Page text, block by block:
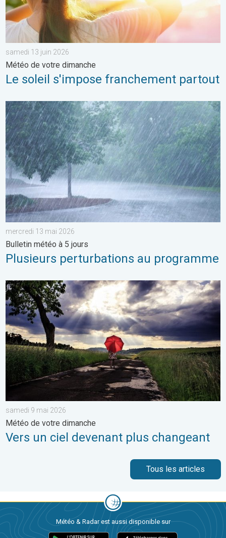
samedi 13 juin 2026
Météo de votre dimanche
Le soleil s'impose franchement partout
Plusieurs perturbations au programme. Bulletin météo à 5
mercredi 13 mai 2026
Bulletin météo à 5 jours
Plusieurs perturbations au programme
Vers un ciel devenant plus changeant. Météo de votre
samedi 9 mai 2026
Météo de votre dimanche
Vers un ciel devenant plus changeant
Tous les articles
Météo & Radar est aussi disponible sur